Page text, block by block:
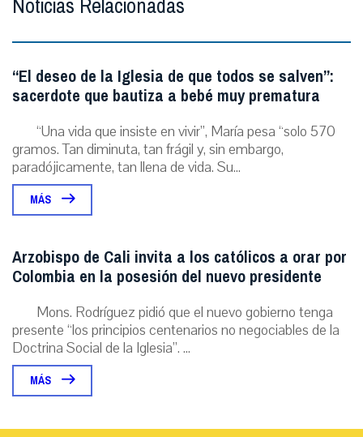
“El deseo de la Iglesia de que todos se salven”:
sacerdote que bautiza a bebé muy prematura
“Una vida que insiste en vivir”, María pesa “solo 570
gramos. Tan diminuta, tan frágil y, sin embargo,
paradójicamente, tan llena de vida. Su...
MÁS
Arzobispo de Cali invita a los católicos a orar por
Colombia en la posesión del nuevo presidente
Mons. Rodríguez pidió que el nuevo gobierno tenga
presente “los principios centenarios no negociables de la
Doctrina Social de la Iglesia”. ...
MÁS